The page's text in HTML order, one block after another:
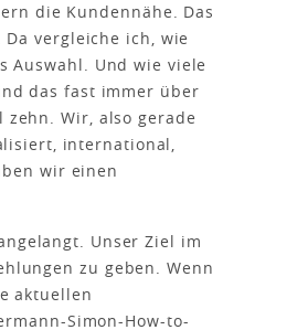
die Kundennähe. Das
vergleiche ich, wie
Auswahl. Und wie viele
das fast immer über
Wir, also gerade
international,
wir einen
Unser Ziel im
zu geben. Wenn
aktuellen
Simon-How-to-